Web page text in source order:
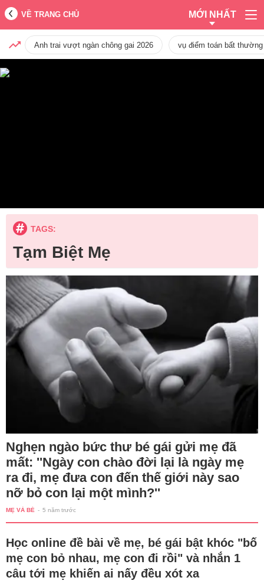
VỀ TRANG CHỦ MỚI NHẤT
Anh trai vượt ngàn chông gai 2026 vụ điểm toán bất
TAGS:
Tạm Biệt Mẹ
Nghẹn ngào bức thư bé gái gửi mẹ đã
mất: ''Ngày con chào đời lại là ngày mẹ
ra đi, mẹ đưa con đến thế giới này sao
nỡ bỏ con lại một mình?''
MẸ VÀ BÉ - 5 năm trước
Học online đề bài về mẹ, bé gái bật khóc "bố
mẹ con bỏ nhau, mẹ con đi rồi" và nhắn 1
câu tới mẹ khiến ai nấy đều xót xa